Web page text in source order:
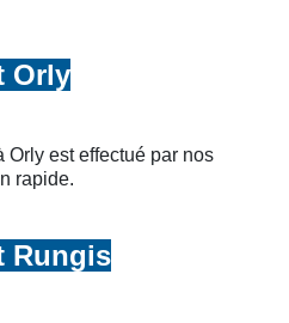
Orly
Orly est effectué par nos
rapide.
Rungis